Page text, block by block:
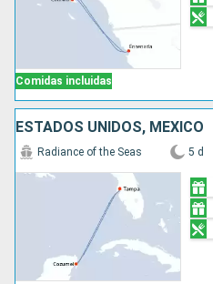
Comidas incluidas
ESTADOS UNIDOS, MÉXICO
Radiance of the Seas 5 d